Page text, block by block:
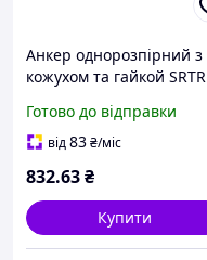
Анкер однорозпірний з
кожухом та гайкой SRTR
КРЕПТЕХ
Готово до відправки
від83₴/міс
832.63₴
Купити